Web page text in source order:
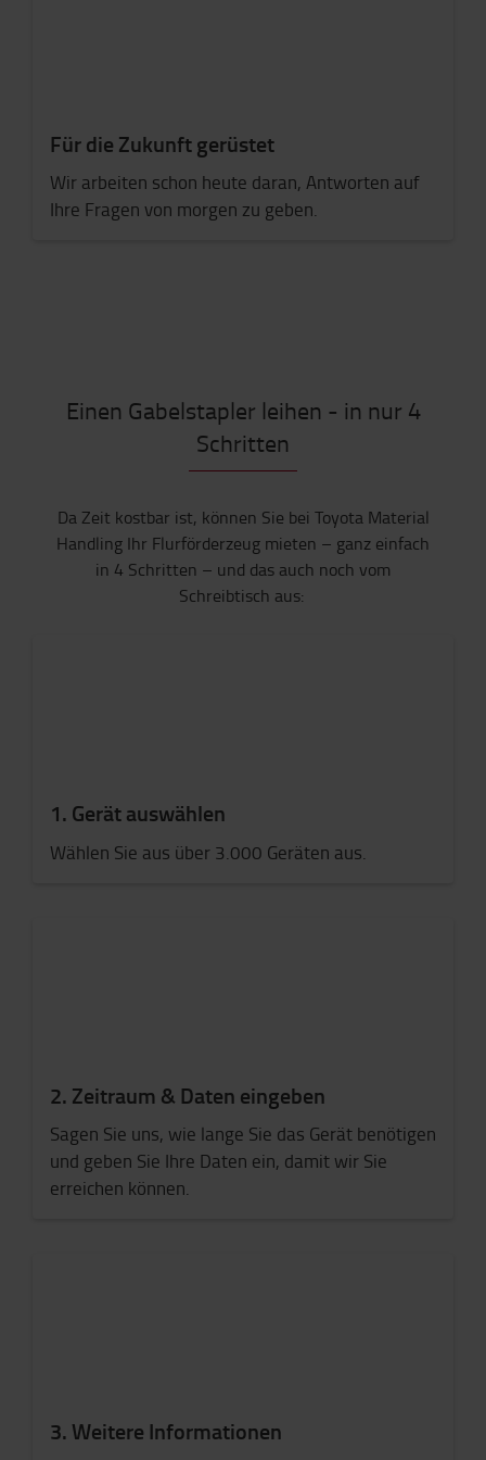
Für die Zukunft gerüstet
Wir arbeiten schon heute daran, Antworten auf
Ihre Fragen von morgen zu geben.
Einen Gabelstapler leihen - in nur 4
Schritten
Da Zeit kostbar ist, können Sie bei Toyota Material
Handling Ihr Flurförderzeug mieten – ganz einfach
in 4 Schritten – und das auch noch vom
Schreibtisch aus:
1. Gerät auswählen
Wählen Sie aus über 3.000 Geräten aus.
2. Zeitraum & Daten eingeben
Sagen Sie uns, wie lange Sie das Gerät benötigen
und geben Sie Ihre Daten ein, damit wir Sie
erreichen können.
3. Weitere Informationen